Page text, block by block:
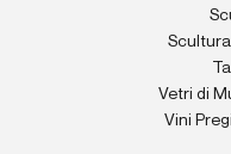
Vetri di
Vini